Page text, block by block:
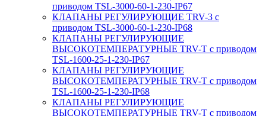
приводом TSL-3000-60-1-230-IP67
КЛАПАНЫ РЕГУЛИРУЮЩИЕ TRV-3 с
приводом TSL-3000-60-1-230-IP68
КЛАПАНЫ РЕГУЛИРУЮЩИЕ
ВЫСОКОТЕМПЕРАТУРНЫЕ TRV-T с приводом
TSL-1600-25-1-230-IP67
КЛАПАНЫ РЕГУЛИРУЮЩИЕ
ВЫСОКОТЕМПЕРАТУРНЫЕ TRV-T с приводом
TSL-1600-25-1-230-IP68
КЛАПАНЫ РЕГУЛИРУЮЩИЕ
ВЫСОКОТЕМПЕРАТУРНЫЕ TRV-T с приводом